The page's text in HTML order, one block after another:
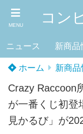
MENU コン
ニュース 新商品
ホーム 新商品
Crazy Raccoon
が一番くじ初登
見かるび」が